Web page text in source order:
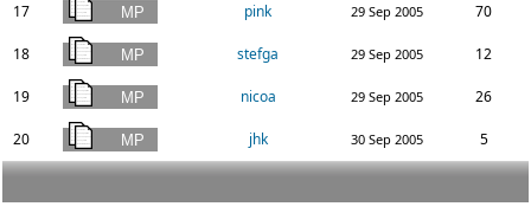
17 pink 29 Sep 2005 70
18 stefga 29 Sep 2005 12
19 nicoa 29 Sep 2005 26
20 jhk 30 Sep 2005 5